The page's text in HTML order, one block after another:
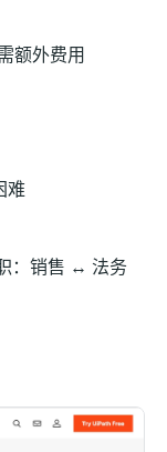
额外费用
难
：销售 ↔ 法务